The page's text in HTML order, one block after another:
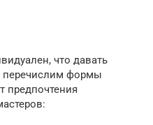
что давать
перечислим формы
предпочтения